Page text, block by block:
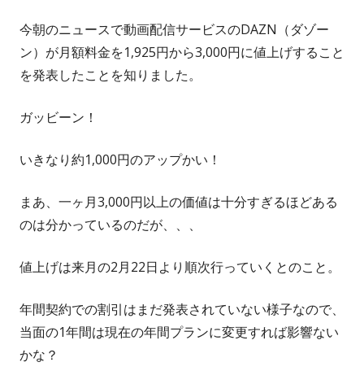
今朝のニュースで動画配信サービスのDAZN（ダゾー
ン）が月額料金を1,925円から3,000円に値上げすること
を発表したことを知りました。
ガッビーン！
いきなり約1,000円のアップかい！
まあ、一ヶ月3,000円以上の価値は十分すぎるほどある
のは分かっているのだが、、、
値上げは来月の2月22日より順次行っていくとのこと。
年間契約での割引はまだ発表されていない様子なので、
当面の1年間は現在の年間プランに変更すれば影響ない
かな？